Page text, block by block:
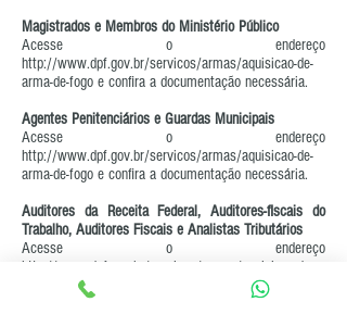
Magistrados e Membros do Ministério Público
Acesse o endereço
http://www.dpf.gov.br/servicos/armas/aquisicao-de-
arma-de-fogo e confira a documentação necessária.
Agentes Penitenciários e Guardas Municipais
Acesse o endereço
http://www.dpf.gov.br/servicos/armas/aquisicao-de-
arma-de-fogo e confira a documentação necessária.
Auditores da Receita Federal, Auditores-fiscais do
Trabalho, Auditores Fiscais e Analistas Tributários
Acesse o endereço
http://www.dpf.gov.br/servicos/armas/aquisicao-de-
arma-de-fogo
e confira a documentação necessária.